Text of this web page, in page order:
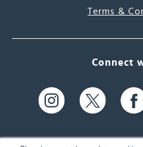
Terms &
Connect